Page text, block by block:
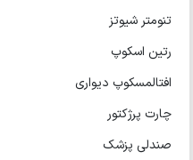
تنومتر شیوتز
رتین اسکوپ
افتالمسکوپ دیواری
چارت پرژکتور
صندلی پزشک